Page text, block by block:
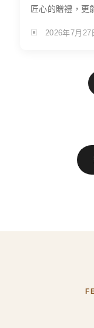
匠心的贈禮，更
2026年7月27